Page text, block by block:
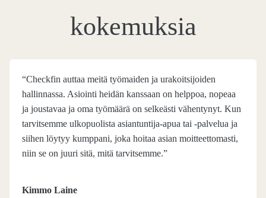
kokemuksia
“Checkfin auttaa meitä työmaiden ja urakoitsijoiden
hallinnassa. Asiointi heidän kanssaan on helppoa, nopeaa
ja joustavaa ja oma työmäärä on selkeästi vähentynyt. Kun
tarvitsemme ulkopuolista asiantuntija-apua tai -palvelua ja
siihen löytyy kumppani, joka hoitaa asian moitteettomasti,
niin se on juuri sitä, mitä tarvitsemme.”
Kimmo Laine